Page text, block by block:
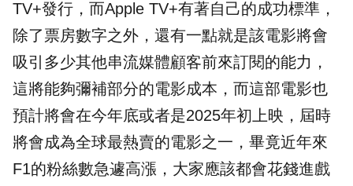
TV+發行，而Apple TV+有著自己的成功標準，
除了票房數字之外，還有一點就是該電影將會
吸引多少其他串流媒體顧客前來訂閱的能力，
這將能夠彌補部分的電影成本，而這部電影也
預計將會在今年底或者是2025年初上映，屆時
將會成為全球最熱賣的電影之一，畢竟近年來
F1的粉絲數急遽高漲，大家應該都會花錢進戲